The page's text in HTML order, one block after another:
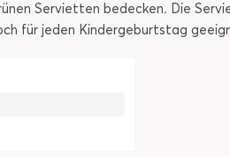
Servietten bedecken. Die
für jeden Kindergeburtstag